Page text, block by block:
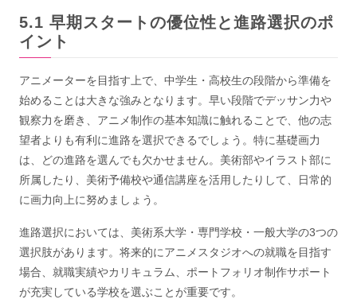
早期スタートの優位性と進路選択のポ
イント
アニメーターを目指す上で、中学生・高校生の段階から準備を
始めることは大きな強みとなります。早い段階でデッサン力や
観察力を磨き、アニメ制作の基本知識に触れることで、他の志
望者よりも有利に進路を選択できるでしょう。特に基礎画力
は、どの進路を選んでも欠かせません。美術部やイラスト部に
所属したり、美術予備校や通信講座を活用したりして、日常的
に画力向上に努めましょう。
進路選択においては、美術系大学・専門学校・一般大学の3つの
選択肢があります。将来的にアニメスタジオへの就職を目指す
場合、就職実績やカリキュラム、ポートフォリオ制作サポート
が充実している学校を選ぶことが重要です。